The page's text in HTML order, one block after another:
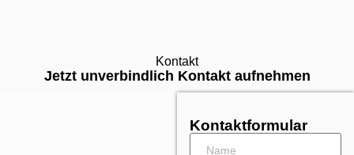
Kontakt
Jetzt unverbindlich Kontakt aufnehmen
Kontaktformular